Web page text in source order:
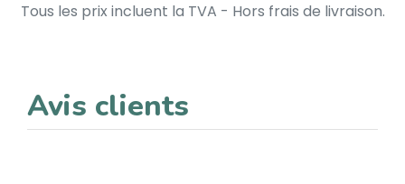
Tous les prix incluent la TVA - Hors frais de livraison.
Avis clients